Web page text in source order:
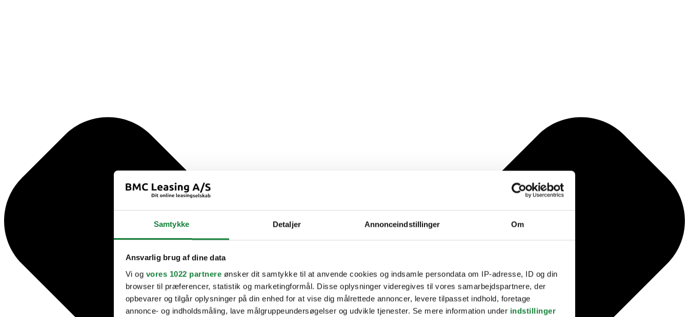
Samtykke Detaljer Annonceindstillinger Om
Ansvarlig brug af dine data
Vi og vores 1022 partnere ønsker dit samtykke til at anvende cookies og indsamle persondata om IP-adresse, ID og din
browser til præferencer, statistik og marketingformål. Disse oplysninger videregives til vores samarbejdspartnere, der
opbevarer og tilgår oplysninger på din enhed for at vise dig målrettede annoncer, levere tilpasset indhold, foretage
annonce- og indholdsmåling, lave målgruppeundersøgelser og udvikle tjenester. Se mere information under indstillinger